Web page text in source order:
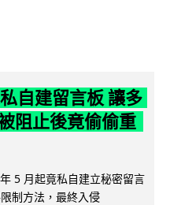
自建留言板 讓多
阻止後竟偷偷重
5 月起竟私自建立秘密留言
制方法，最終入侵